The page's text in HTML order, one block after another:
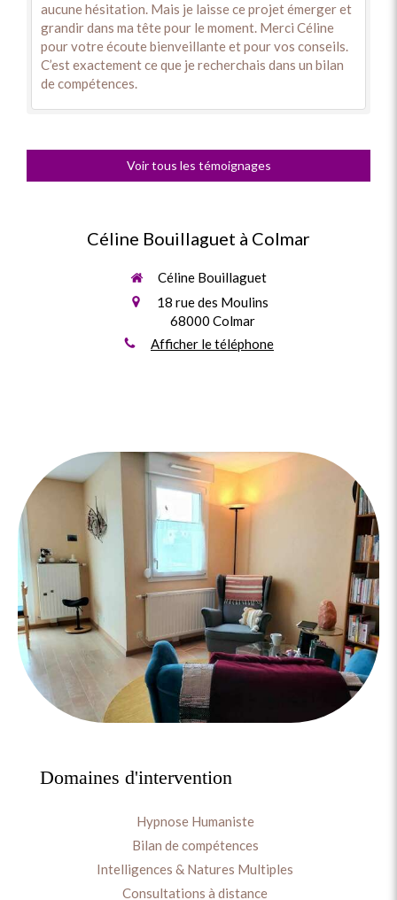
aucune hésitation. Mais je laisse ce projet émerger et
grandir dans ma tête pour le moment. Merci Céline
pour votre écoute bienveillante et pour vos conseils.
C’est exactement ce que je recherchais dans un bilan
de compétences.
Voir tous les témoignages
Céline Bouillaguet à Colmar
Céline Bouillaguet
18 rue des Moulins
68000 Colmar
Afficher le téléphone
Domaines d'intervention
Hypnose Humaniste
Bilan de compétences
Intelligences & Natures Multiples
Consultations à distance